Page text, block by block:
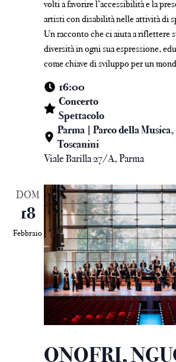
volti a favorire l’accessibilità e la
artisti con disabilità nelle attività di
Un racconto che ci aiuta a riflettere
diversità in ogni sua espressione,
come chiave di sviluppo per un
16:00
Concerto
Spettacolo
Parma | Parco della
Toscanini
Viale Barilla 27/A, Parma
DOM
18
Febbraio
ONOFRI,